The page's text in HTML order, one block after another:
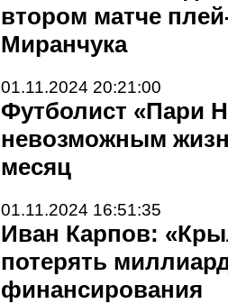
втором матче
Миранчука
01.11.2024 20:21:00
Футболист «Пари
невозможным
месяц
01.11.2024 16:51:35
Иван Карпов:
потерять
финансирования